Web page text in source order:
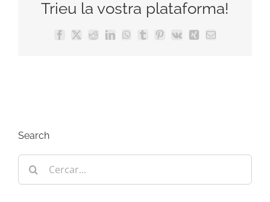
Trieu la vostra plataforma!
Facebook
X RedditLinkedInWhatsApp
TumblrPinterest
Vk XingEmail:
Search
Cerca
…